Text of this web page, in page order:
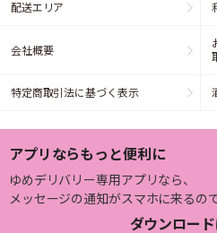
配送エリア
会社概要
特定商取引法に基づく表示
アプリならもっと便利に
ゆめデリバリー専用アプリなら、
メッセージの通知がスマホに来るの
ダウンロー